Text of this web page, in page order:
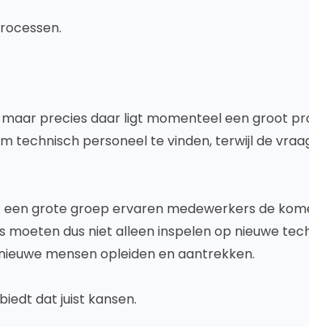
precies daar ligt momenteel een groot
technisch personeel te vinden, terwijl de
grote groep ervaren medewerkers de
moeten dus niet alleen inspelen op nieuwe
mensen opleiden en aantrekken.
dat juist kansen.